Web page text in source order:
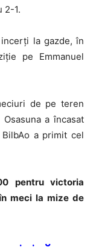
2-1.
la gazde, în
pe Emmanuel
de pe teren
a încasat
a primit cel
pentru victoria
meci la mize de